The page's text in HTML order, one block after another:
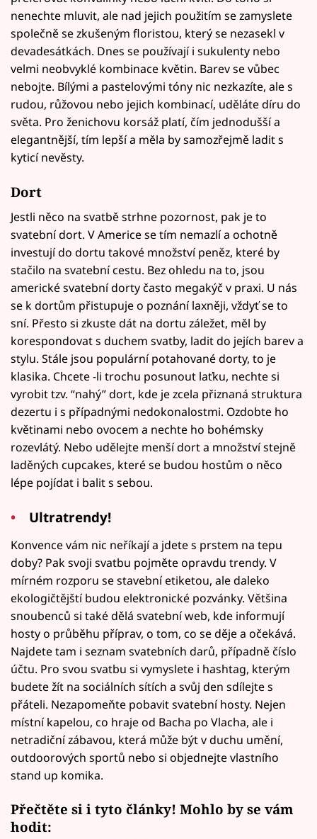
nenechte mluvit, ale nad jejich použitím se zamyslete
společně se zkušeným floristou, který se nezasekl v
devadesátkách. Dnes se používají i sukulenty nebo
velmi neobvyklé kombinace květin. Barev se vůbec
nebojte. Bílými a pastelovými tóny nic nezkazíte, ale s
rudou, růžovou nebo jejich kombinací, uděláte díru do
světa. Pro ženichovu korsáž platí, čím jednodušší a
elegantnější, tím lepší a měla by samozřejmě ladit s
kyticí nevěsty.
Dort
Jestli něco na svatbě strhne pozornost, pak je to
svatební dort. V Americe se tím nemazlí a ochotně
investují do dortu takové množství peněz, které by
stačilo na svatební cestu. Bez ohledu na to, jsou
americké svatební dorty často megakýč v praxi. U nás
se k dortům přistupuje o poznání laxněji, vždyť se to
sní. Přesto si zkuste dát na dortu záležet, měl by
korespondovat s duchem svatby, ladit do jejích barev a
stylu. Stále jsou populární potahované dorty, to je
klasika. Chcete -li trochu posunout laťku, nechte si
vyrobit tzv. “nahý” dort, kde je zcela přiznaná struktura
dezertu i s případnými nedokonalostmi. Ozdobte ho
květinami nebo ovocem a nechte ho bohémsky
rozevlátý. Nebo udělejte menší dort a množství stejně
laděných cupcakes, které se budou hostům o něco
lépe pojídat i balit s sebou.
Ultratrendy!
Konvence vám nic neříkají a jdete s prstem na tepu
doby? Pak svoji svatbu pojměte opravdu trendy. V
mírném rozporu se stavební etiketou, ale daleko
ekologičtějští budou elektronické pozvánky. Většina
snoubenců si také dělá svatební web, kde informují
hosty o průběhu příprav, o tom, co se děje a očekává.
Najdete tam i seznam svatebních darů, případně číslo
účtu. Pro svou svatbu si vymyslete i hashtag, kterým
budete žít na sociálních sítích a svůj den sdílejte s
přáteli. Nezapomeňte pobavit svatební hosty. Nejen
místní kapelou, co hraje od Bacha po Vlacha, ale i
netradiční zábavou, která může být v duchu umění,
outdoorových sportů nebo si objednejte vlastního
stand up komika.
Přečtěte si i tyto články! Mohlo by se vám
hodit: